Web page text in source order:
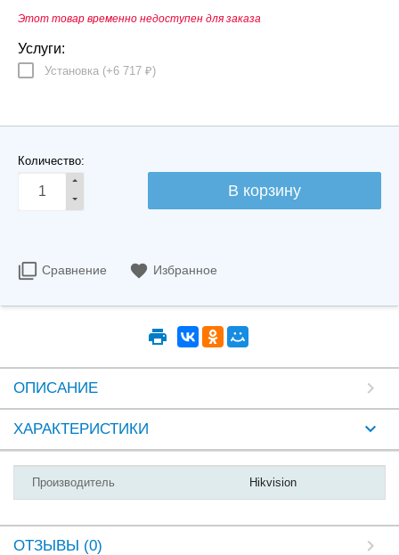
Этот товар временно недоступен для заказа
Услуги:
Установка (+6 717 ₽)
Количество:
Сравнение Избранное
ОПИСАНИЕ
ХАРАКТЕРИСТИКИ
Производитель Hikvision
ОТЗЫВЫ (0)